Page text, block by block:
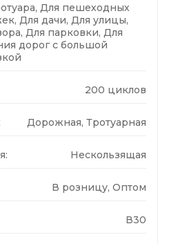
Для пешеходных
Для дачи, Для улицы,
Для парковки, Для
дорог с большой
200 циклов
Дорожная, Тротуарная
Нескользящая
В розницу, Оптом
В30